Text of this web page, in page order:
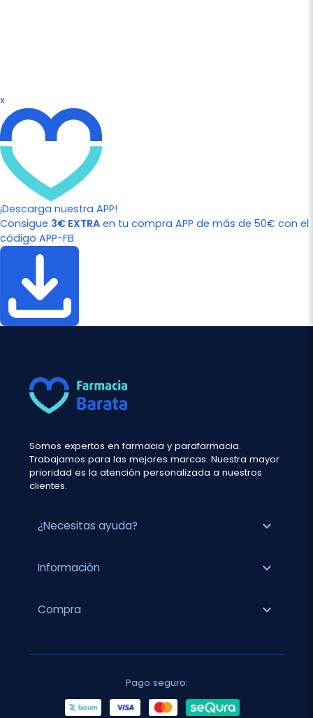
x
¡Descarga nuestra APP!
Consigue 3€ EXTRA en tu compra APP de más de 50€ con el
código APP-FB
Somos expertos en farmacia y parafarmacia.
Trabajamos para las mejores marcas. Nuestra mayor
prioridad es la atención personalizada a nuestros
clientes.
¿Necesitas ayuda? expand_more
Información expand_more
Compra expand_more
Pago seguro: